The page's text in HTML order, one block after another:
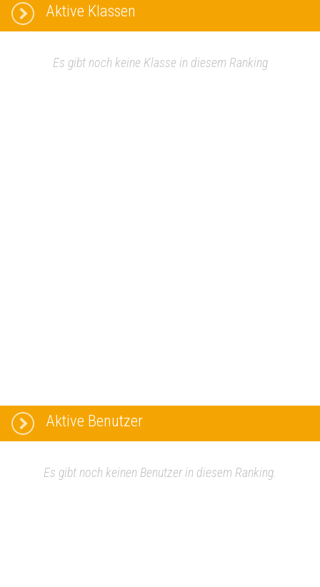
Aktive Klassen
Es gibt noch keine Klasse in diesem Ranking
Aktive Benutzer
Es gibt noch keinen Benutzer in diesem Ranking.